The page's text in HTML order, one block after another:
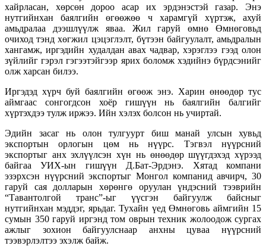
хайрласан, хөрсөн дороо асар их эрдэнэстэй газар. Энэ
нутгийнхан баялгийн өгөөжөө ч харамгүй хүртэж, ахуй
амьдралаа дээшлүүлж яваа. Жил гаруй өмнө Өмнөговьд
очиход тэнд хөгжил цэцэглэлт, бүтээн байгуулалт, амьдралын
хангамж, иргэдийн худалдан авах чадвар, хэрэглээ гээд олон
зүйлийг гэрэл гэгээтэйгээр ярих боломж хэдийнэ бүрдсэнийг
олж харсан билээ.
Иргэдэд хүрч буй баялгийн өгөөж энэ. Харин өнөөдөр тус
аймгаас сонгогдсон хоёр гишүүн нь баялгийн балгийг
хүртэхдээ тулж иржээ. Ийн хэлэх болсон нь учиртай.
Эдийн засаг нь олон тулгуурт биш манай улсын хувьд
экспортын орлогын цөм нь нүүрс. Тэгвэл нүүрсний
экспортыг анх эхлүүлсэн хүн нь өнөөдөр шүүгдэхэд хүрээд
байгаа УИХ-ын гишүүн Д.Бат-Эрдэнэ. Хятад компани
эзэрхсэн нүүрсний экспортыг Монгол компанид авчирч, 30
гаруй сая долларын хөрөнгө оруулан үндэсний тээврийн
“Тавантолгой транс”-ыг үүсгэн байгуулж байсныг
нутгийнхан мэддэг, ярьдаг. Тухайн үед Өмнөговь аймгийн 15
сумын 350 гаруй иргэнд том оврын техник жолоодож сургах
ажлыг зохион байгуулснаар анхны цуваа нүүрсний
тээвэрлэлтээ эхэлж байж.